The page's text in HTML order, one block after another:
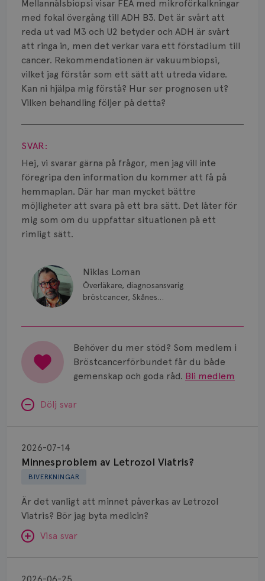
Mellannålsbiopsi visar FEA med mikroförkalkningar
med fokal övergång till ADH B3. Det är svårt att
reda ut vad M3 och U2 betyder och ADH är svårt
att ringa in, men det verkar vara ett förstadium till
cancer. Rekommendationen är vakuumbiopsi,
vilket jag förstår som ett sätt att utreda vidare.
Kan ni hjälpa mig förstå? Hur ser prognosen ut?
Vilken behandling följer på detta?
Visa svar
SVAR:
Hej, vi svarar gärna på frågor, men jag vill inte
föregripa den information du kommer att få på
hemmaplan. Där har man mycket bättre
möjligheter att svara på ett bra sätt. Det låter för
mig som om du uppfattar situationen på ett
rimligt sätt.
Niklas Loman
Överläkare, diagnosansvarig
bröstcancer, Skånes
Behöver du mer stöd? Som medlem i
Bröstcancerförbundet får du både
gemenskap och goda råd. Bli medlem
Dölj svar
BIVERKNINGAR
Minnesproblem av Letrozol Viatris?
2026-07-14
Är det vanligt att minnet påverkas av Letrozol
Viatris? Bör jag byta medicin?
Visa svar
Letrozol
Viatris?
kring
Typ av bröstcancer
Smärta
Prognos
Risker
Vätska